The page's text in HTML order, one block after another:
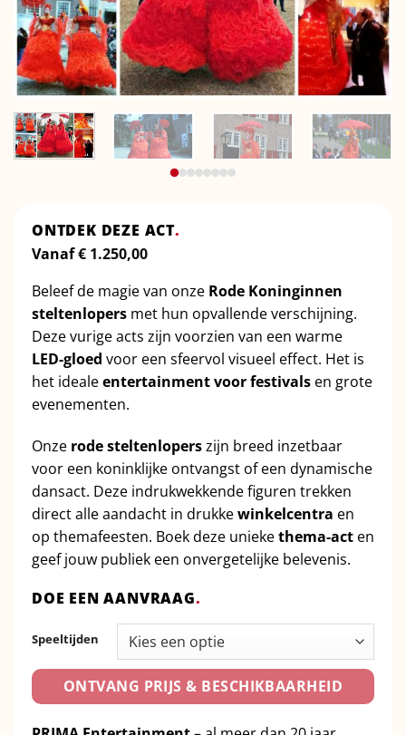
ONTDEK DEZE ACT.
Vanaf€ 1.250,00
Beleef de magie van onze Rode Koninginnen
steltenlopers met hun opvallende verschijning.
Deze vurige acts zijn voorzien van een warme
LED-gloed voor een sfeervol visueel effect. Het is
het idealeentertainment voor festivals en grote
evenementen.
Onze rode steltenloperszijn breed inzetbaar
voor een koninklijke ontvangst of een dynamische
dansact. Deze indrukwekkende figuren trekken
direct alle aandacht in drukkewinkelcentra en
op themafeesten. Boek deze uniekethema-act en
geef jouw publiek een onvergetelijke belevenis.
DOE EEN AANVRAAG.
Speeltijden
ONTVANG PRIJS & BESCHIKBAARHEID